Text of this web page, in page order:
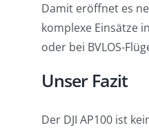
Damit eröffnet es
komplexe Einsätze
oder bei BVLOS-
Unser Fazit
Der DJI AP100 ist